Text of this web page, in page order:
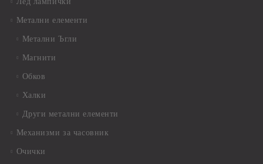
Метални елементи
Метални Ъгли
Магнити
Обков
Халки
Други метални елементи
Механизми за часовник
Очички